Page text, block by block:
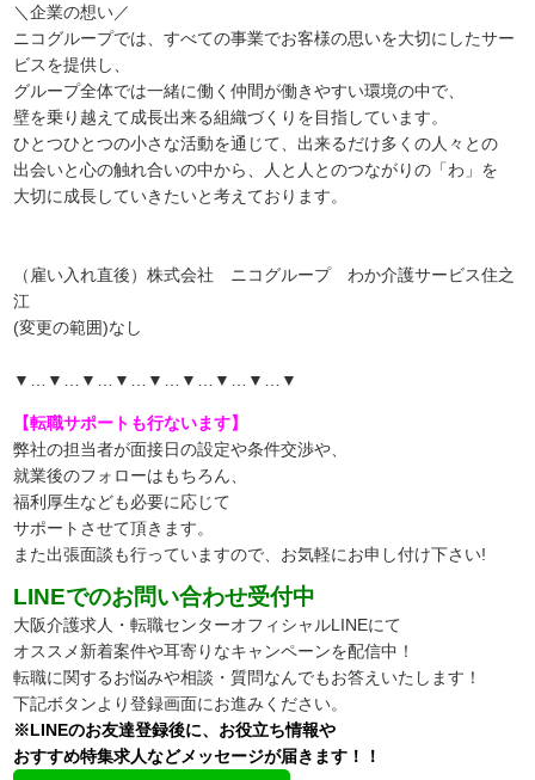
＼企業の想い／
ニコグループでは、すべての事業でお客様の思いを大切にしたサー
ビスを提供し、
グループ全体では一緒に働く仲間が働きやすい環境の中で、
壁を乗り越えて成長出来る組織づくりを目指しています。
ひとつひとつの小さな活動を通じて、出来るだけ多くの人々との
出会いと心の触れ合いの中から、人と人とのつながりの「わ」を
大切に成長していきたいと考えております。
（雇い入れ直後）株式会社 ニコグループ わか介護サービス住之
江
(変更の範囲)なし
▼…▼…▼…▼…▼…▼…▼…▼…▼
【転職サポートも行ないます】
弊社の担当者が面接日の設定や条件交渉や、
就業後のフォローはもちろん、
福利厚生なども必要に応じて
サポートさせて頂きます。
また出張面談も行っていますので、 お気軽にお申し付け下さい!
LINEでのお問い合わせ受付中
大阪介護求人・転職センターオフィシャルLINEにて
オススメ新着案件や耳寄りなキャンペーンを配信中！
転職に関するお悩みや相談・質問なんでもお答えいたします！
下記ボタンより登録画面にお進みください。
※LINEのお友達登録後に、お役立ち情報や
おすすめ特集求人などメッセージが届きます！！